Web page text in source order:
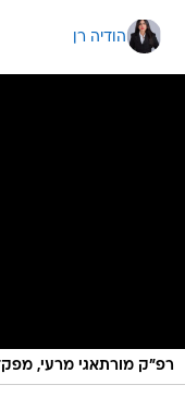
הודיה רן
רפ"ק מורתאגי מרעי,